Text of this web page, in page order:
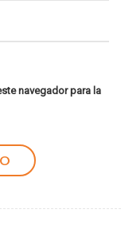
navegador para la